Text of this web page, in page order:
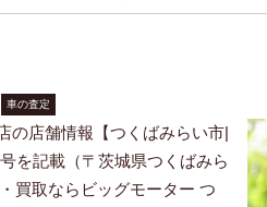
車の査定
の店舗情報【つくばみらい市|
を記載（〒茨城県つくばみら
買取ならビッグモーター つ